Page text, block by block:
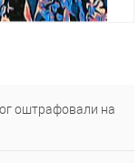
оштрафовали на